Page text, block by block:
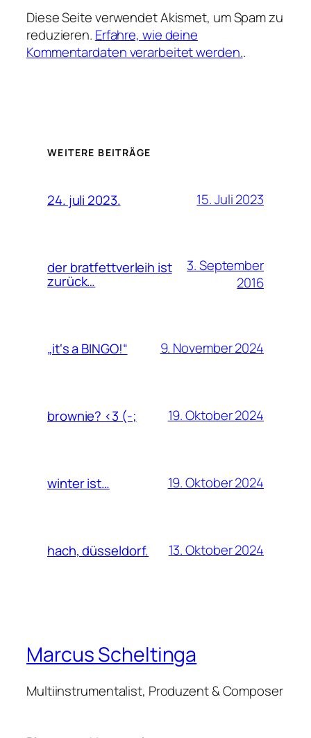
Diese Seite verwendet Akismet, um Spam zu
reduzieren. Erfahre, wie deine
Kommentardaten verarbeitet werden..
WEITERE BEITRÄGE
24. juli 2023. 15. Juli 2023
der bratfettverleih ist
zurück…
3. September
2016
„it‘s a BINGO!“ 9. November 2024
brownie? <3 (-; 19. Oktober 2024
winter ist… 19. Oktober 2024
hach, düsseldorf. 13. Oktober 2024
Marcus Scheltinga
Multiinstrumentalist, Produzent & Composer